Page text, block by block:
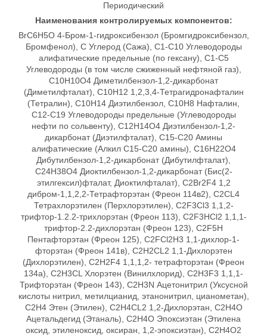
Периодический
Наименования контролируемых компонентов:
BrC6H5O 4-Бром-1-гидроксибензол (Бромгидроксибензол,
Бромфенол), C Углерод (Сажа), C1-C10 Углеводороды
алифатические предельные (по гексану), C1-C5
Углеводороды (в том числе сжиженный нефтяной газ),
C10H10O4 Диметилбензол-1,2-дикарбонат
(Диметилфталат), C10H12 1,2,3,4-Тетрагидронафталин
(Тетралин), C10H14 Диэтилбензол, C10H8 Нафталин,
C12-C19 Углеводороды предельные (Углеводороды
нефти по сольвенту), C12Н14О4 Диэтилбензол-1,2-
дикарбонат (Диэтилфталат), C15-С20 Амины
алифатические (Алкил С15-С20 амины), C16H22O4
Дибутилбензол-1,2-дикарбонат (Дибутилфталат),
C24Н38О4 Диоктилбензол-1,2-дикарбонат (Бис(2-
этилгексил)фталат, Диоктилфталат), C2Br2F4 1,2
дибром-1,1,2,2-Тетрафторэтан (Фреон 114в2), C2CL4
Тетрахлорэтилен (Перхлорэтилен), C2F3Cl3 1,1,2-
трифтор-1.2.2-трихлорэтан (Фреон 113), C2F3HCl2 1,1,1-
трифтор-2.2-дихлорэтан (Фреон 123), C2F5Н
Пентафторэтан (Фреон 125), C2FCl2H3 1,1-дихлор-1-
фторэтан (Фреон 141в), C2H2CL2 1,1-Дихлорэтен
(Дихлорэтилен), C2H2F4 1,1,1,2- тетрафторэтан (Фреон
134а), C2H3CL Хлорэтен (Винилхлорид), C2H3F3 1,1,1-
Трифторэтан (Фреон 143), C2H3N Ацетонитрил (Уксусной
кислоты нитрил, метилцианид, этанонитрил, цианометан),
C2H4 Этен (Этилен), C2H4CL2 1,2-Дихлорэтан, C2H4O
Ацетальдегид (Этаналь), C2H4O Эпоксиэтан (Этилена
оксид, этиленоксид, оксиран, 1,2-эпоксиэтан), C2H4O2